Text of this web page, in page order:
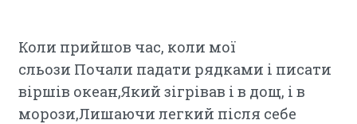
Коли прийшов час, коли мої
сльози Почали падати рядками і писати
віршів океан,Який зігрівав і в дощ, і в
морози,Лишаючи легкий після себе